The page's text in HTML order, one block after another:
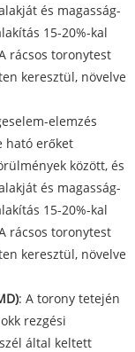
és magasság-
15-20%-kal
rácsos toronytest
keresztül, növelve
elemzés
ható erőket
között, és
és magasság-
15-20%-kal
rácsos toronytest
keresztül, növelve
: A torony tetején
rezgési
által keltett